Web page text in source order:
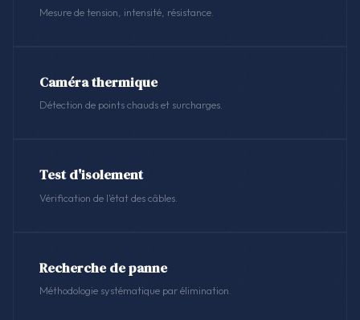
Mesure de tension, intensité, résistance.
Caméra thermique
Détection de points chauds et surcharges.
Test d'isolement
Vérification de l'état des câbles.
Recherche de panne
Méthodologie systématique par élimination.